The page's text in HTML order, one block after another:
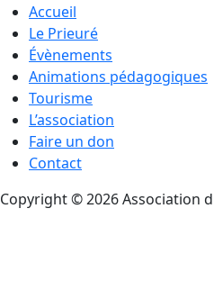
Accueil
Le Prieuré
Évènements
Animations pédagogiques
Tourisme
L’association
Faire un don
Contact
Copyright © 2026 Association